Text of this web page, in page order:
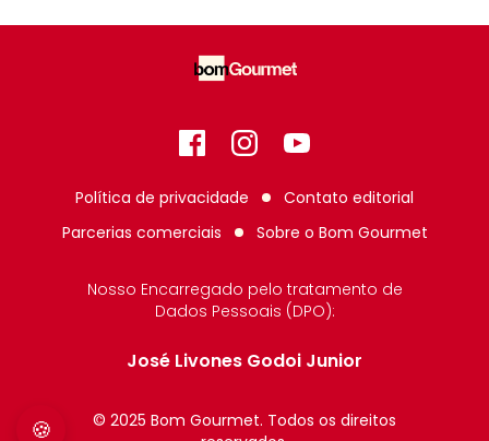
FacebookInstagram
GitHub
Política de privacidade
Contato editorial
Parcerias comerciais
Sobre o Bom Gourmet
Nosso Encarregado pelo tratamento de
Dados Pessoais (DPO):
José Livones Godoi Junior
© 2025 Bom Gourmet. Todos os direitos
🍪